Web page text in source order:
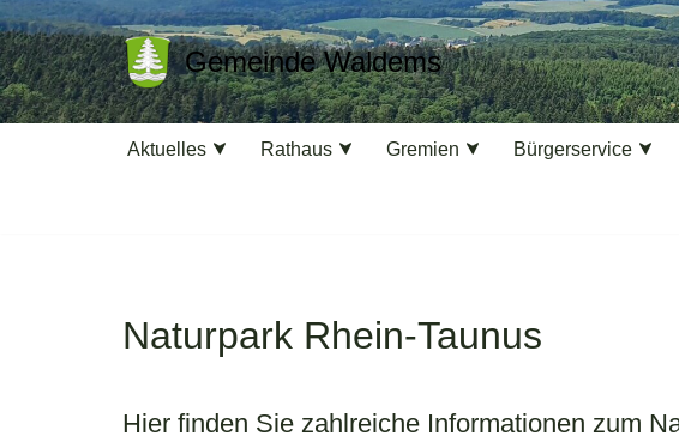
Zum
Inhalt
springen
Gemeinde Waldems
Aktuelles Rathaus Gremien Bürgerservice
Naturpark Rhein-Taunus
Hier finden Sie zahlreiche Informationen zum